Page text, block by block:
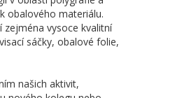
obalového materiálu.
vysoce kvalitní
sáčky, obalové folie,
našich aktivit,